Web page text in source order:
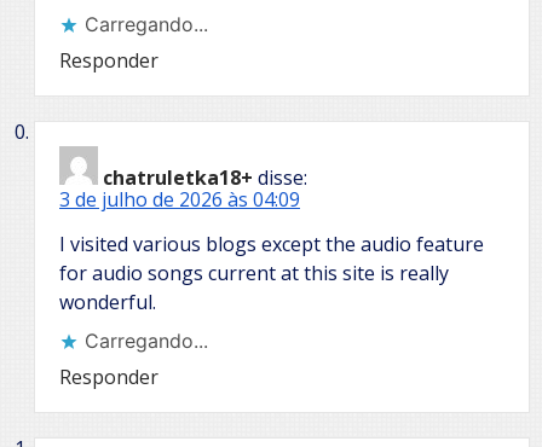
Carregando...
Responder
chatruletka18+ disse:
3 de julho de 2026 às 04:09
I visited various blogs except the audio feature
for audio songs current at this site is really
wonderful.
Carregando...
Responder